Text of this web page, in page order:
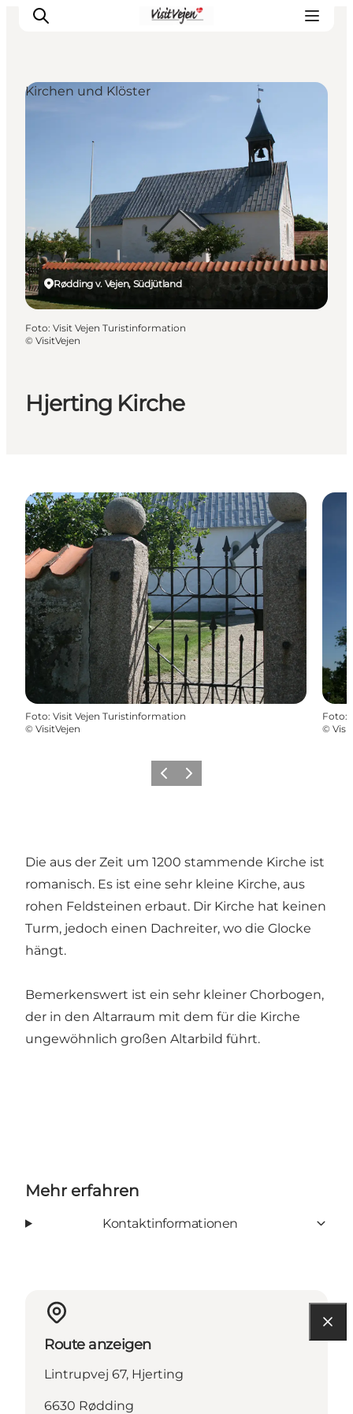
Schlafen
Events
Explore
Hjerting Kirche
Rødding v. Vejen, Südjütland
Kirchen und Klöster
Foto: Visit Vejen Turistinformation
© VisitVejen
Foto: Visit Vejen Turistinformation
© VisitVejen
Foto:
©
Vorherige Folie
Nächste Folie
Die aus der Zeit um 1200 stammende Kirche ist
romanisch. Es ist eine sehr kleine Kirche, aus
rohen Feldsteinen erbaut. Dir Kirche hat keinen
Turm, jedoch einen Dachreiter, wo die Glocke
hängt.
Bemerkenswert ist ein sehr kleiner Chorbogen,
der in den Altarraum mit dem für die Kirche
ungewöhnlich großen Altarbild führt.
Mehr erfahren
Kontaktinformationen
Route anzeigen
Lintrupvej 67, Hjerting
6630 Rødding